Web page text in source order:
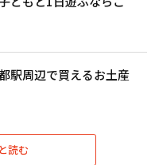
駅周辺で買えるお土産
読む